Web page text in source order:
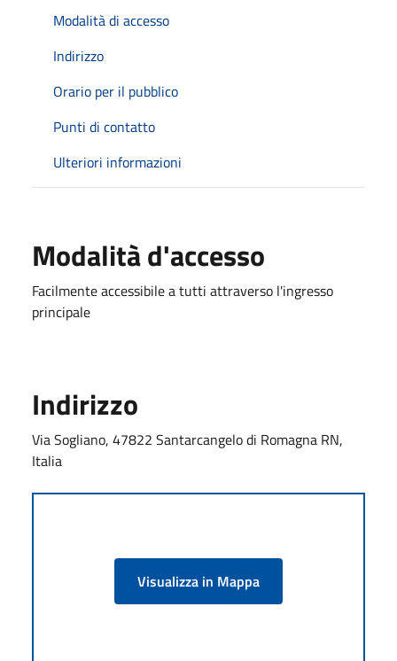
Modalità di accesso
Indirizzo
Orario per il pubblico
Punti di contatto
Ulteriori informazioni
Modalità d'accesso
Facilmente accessibile a tutti attraverso l'ingresso
principale
Indirizzo
Via Sogliano, 47822 Santarcangelo di Romagna RN,
Italia
Visualizza in Mappa